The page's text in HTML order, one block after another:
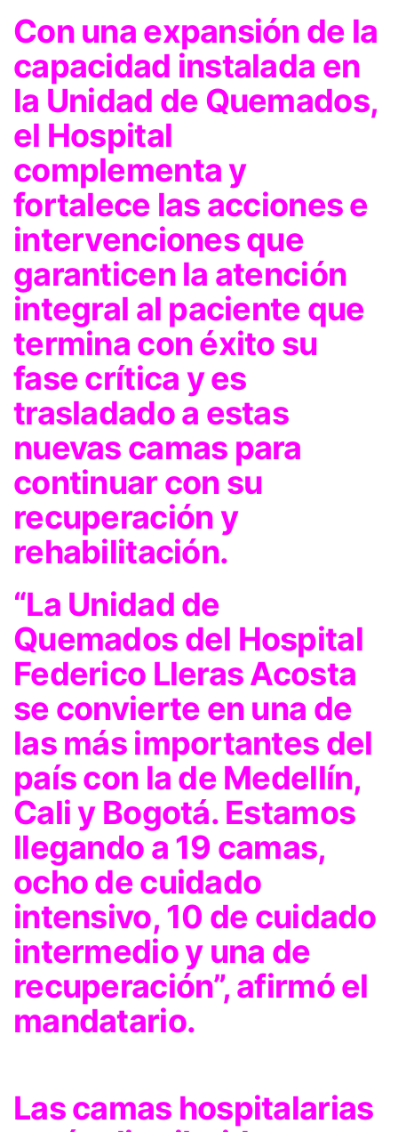
Con una expansión de la
capacidad instalada en
la Unidad de Quemados,
el Hospital
complementa y
fortalece las acciones e
intervenciones que
garanticen la atención
integral al paciente que
termina con éxito su
fase crítica y es
trasladado a estas
nuevas camas para
continuar con su
recuperación y
rehabilitación.
“La Unidad de
Quemados del Hospital
Federico Lleras Acosta
se convierte en una de
las más importantes del
país con la de Medellín,
Cali y Bogotá. Estamos
llegando a 19 camas,
ocho de cuidado
intensivo, 10 de cuidado
intermedio y una de
recuperación”, afirmó el
mandatario.
Las camas hospitalarias